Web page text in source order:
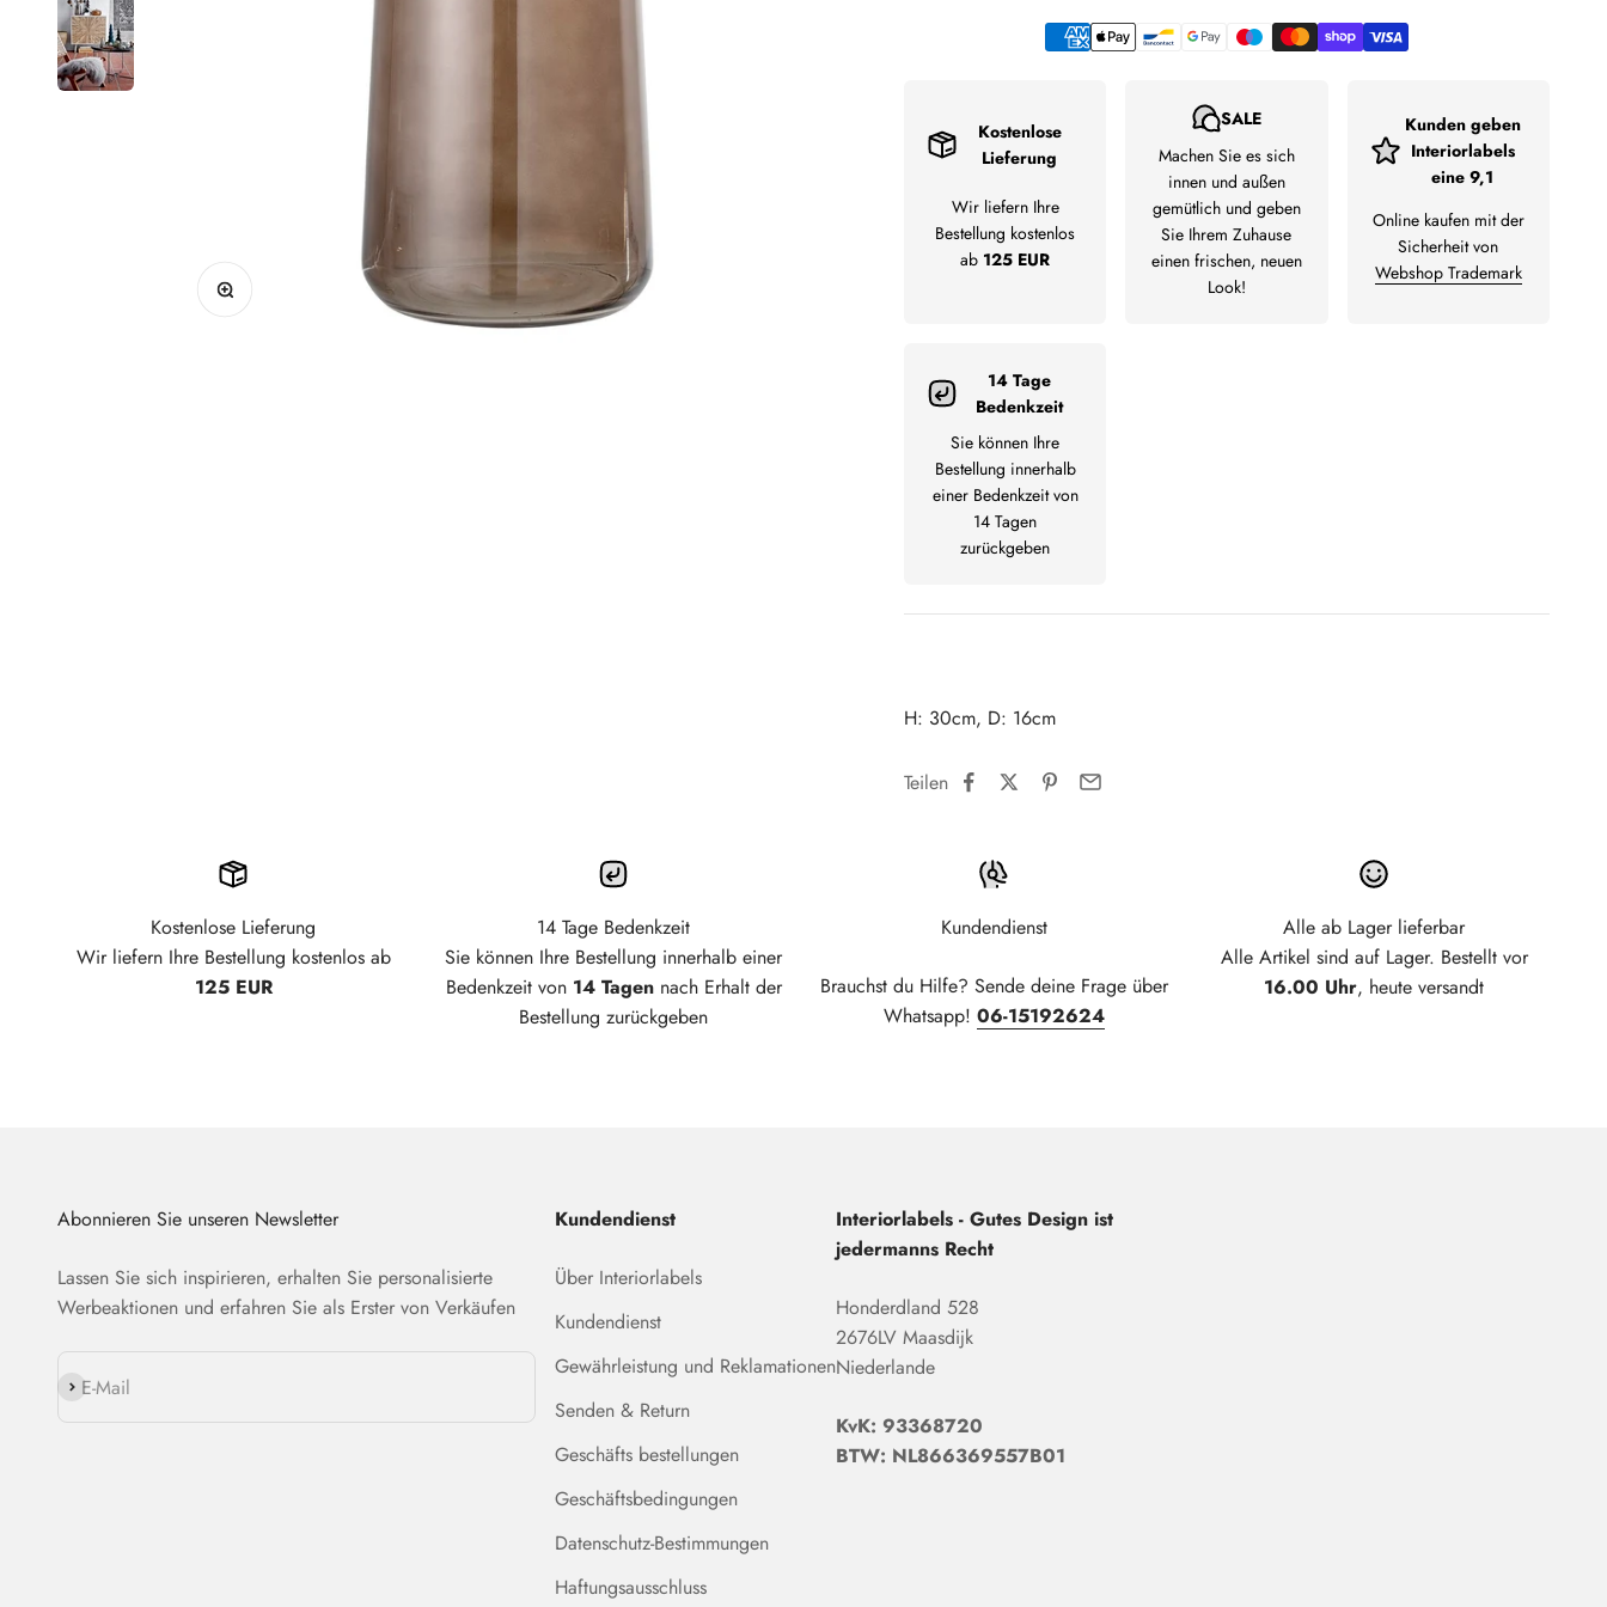
Bild vergrößern
Kostenlose
Lieferung
Wir liefern Ihre
Bestellung kostenlos
ab 125 EUR
SALE
Machen Sie es sich
innen und außen
gemütlich und geben
Sie Ihrem Zuhause
einen frischen, neuen
Look!
Kunden geben
Interiorlabels
eine 9,1
Online kaufen mit der
Sicherheit von
Webshop Trademark
14 Tage
Bedenkzeit
Sie können Ihre
Bestellung innerhalb
einer Bedenkzeit von
14 Tagen
zurückgeben
H: 30cm, D: 16cm
Teilen
Kostenlose Lieferung
Wir liefern Ihre Bestellung kostenlos ab
125 EUR
14 Tage Bedenkzeit
Sie können Ihre Bestellung innerhalb einer
Bedenkzeit von 14 Tagennach Erhalt der
Bestellung zurückgeben
Kundendienst
Brauchst du Hilfe? Sende deine Frage über
Whatsapp! 06-15192624
Alle ab Lager lieferbar
Alle Artikel sind auf Lager. Bestellt vor
16.00 Uhr, heute versandt
Abonnieren Sie unseren Newsletter
Lassen Sie sich inspirieren, erhalten Sie personalisierte
Werbeaktionen und erfahren Sie als Erster von Verkäufen
E-Mail
Abonnieren
Kundendienst
Über Interiorlabels
Kundendienst
Gewährleistung und Reklamationen
Senden & Return
Geschäfts bestellungen
Geschäftsbedingungen
Datenschutz-Bestimmungen
Haftungsausschluss
Interiorlabels - Gutes Design ist
jedermanns Recht
Honderdland 528
2676LV Maasdijk
Niederlande
KvK: 93368720
BTW: NL866369557B01